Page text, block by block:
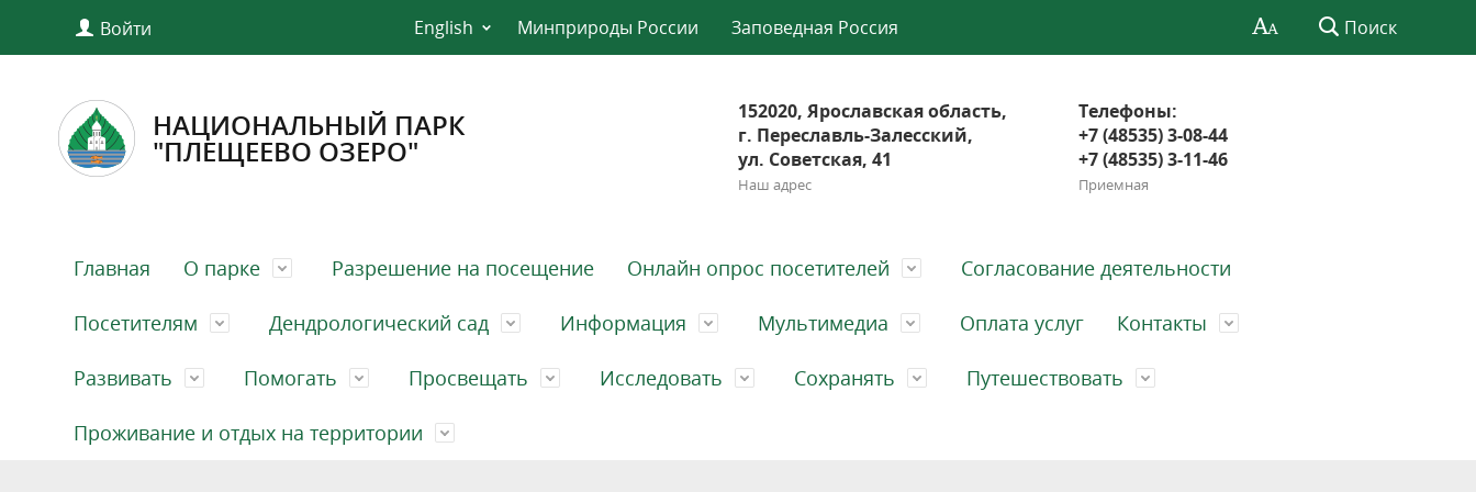
Войти English Минприроды России Заповедная Россия Поиск
НАЦИОНАЛЬНЫЙ ПАРК
"ПЛЕЩЕЕВО ОЗЕРО"
152020, Ярославская область,
г. Переславль-Залесский,
ул. Советская, 41
Наш адрес
Телефоны:
+7 (48535) 3-08-44
+7 (48535) 3-11-46
Приемная
Главная О парке Разрешение на посещение Онлайн опрос посетителей Согласование деятельности
Посетителям Дендрологический сад Информация Мультимедиа Оплата услуг Контакты
Развивать Помогать Просвещать Исследовать Сохранять Путешествовать
Проживание и отдых на территории